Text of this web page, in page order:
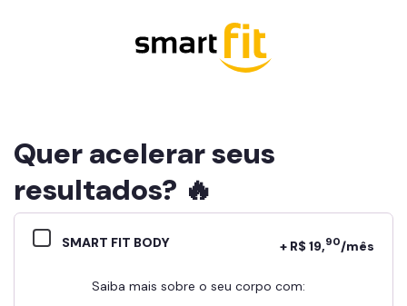
Quer acelerar seus
resultados? 🔥
SMART FIT BODY + R$ 19,90/mês
Saiba mais sobre o seu corpo com: